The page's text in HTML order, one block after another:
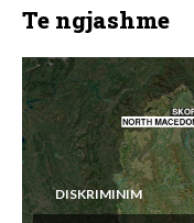
Te ngjashme
DISKRIMINIM